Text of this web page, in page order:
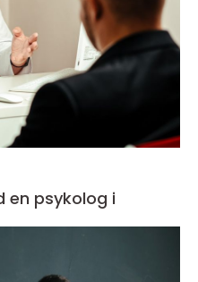
en psykolog i